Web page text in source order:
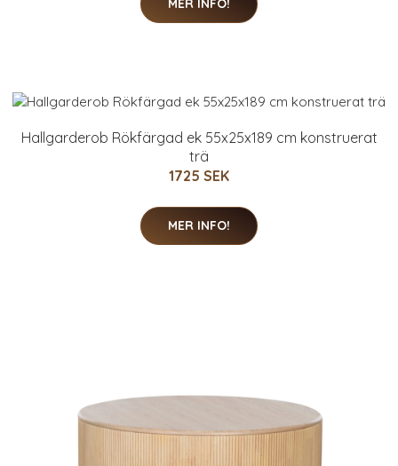
MER INFO!
Hallgarderob Rökfärgad ek 55x25x189 cm konstruerat
trä
1725 SEK
MER INFO!